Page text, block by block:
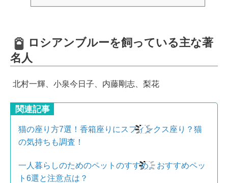
ロシアンブルーを飼っている主な著
名人
北村一輝、小泉今日子、内藤剛志、梨花
関連記事
猫の座り方7選！香箱座りにスフィンクス座り？猫
の気持ちも調査！
一人暮らしのためのペットのすすめ。おすすめペッ
ト6選と注意点は？